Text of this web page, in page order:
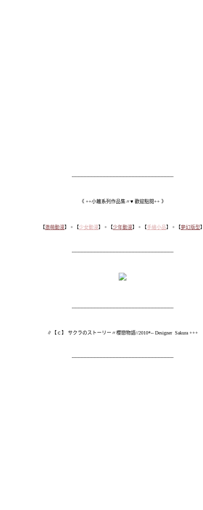
----------------------------------------------------------------------
《 ++小籬系列作品集〃♥ 歡迎點閱++ 》
【激萌動漫】。【少女動漫】。【少年動漫】。【手繪小品】。【夢幻版型】
----------------------------------------------------------------------
----------------------------------------------------------------------
∥【ｃ】 サクラのストーリー〃櫻戀物語//2010*-- Designer Sakura +++
----------------------------------------------------------------------